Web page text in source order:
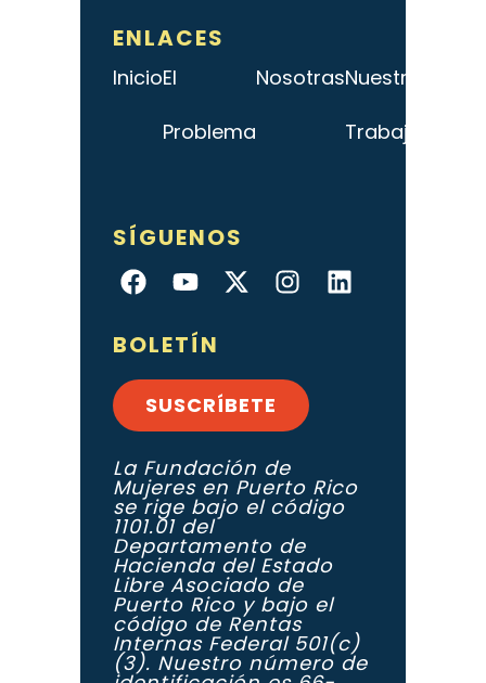
ENLACES
InicioEl
Problema
NosotrasNuestro
Trabajo
SÍGUENOS
BOLETÍN
SUSCRÍBETE
La Fundación de
Mujeres en Puerto Rico
se rige bajo el código
1101.01 del
Departamento de
Hacienda del Estado
Libre Asociado de
Puerto Rico y bajo el
código de Rentas
Internas Federal 501(c)
(3). Nuestro número de